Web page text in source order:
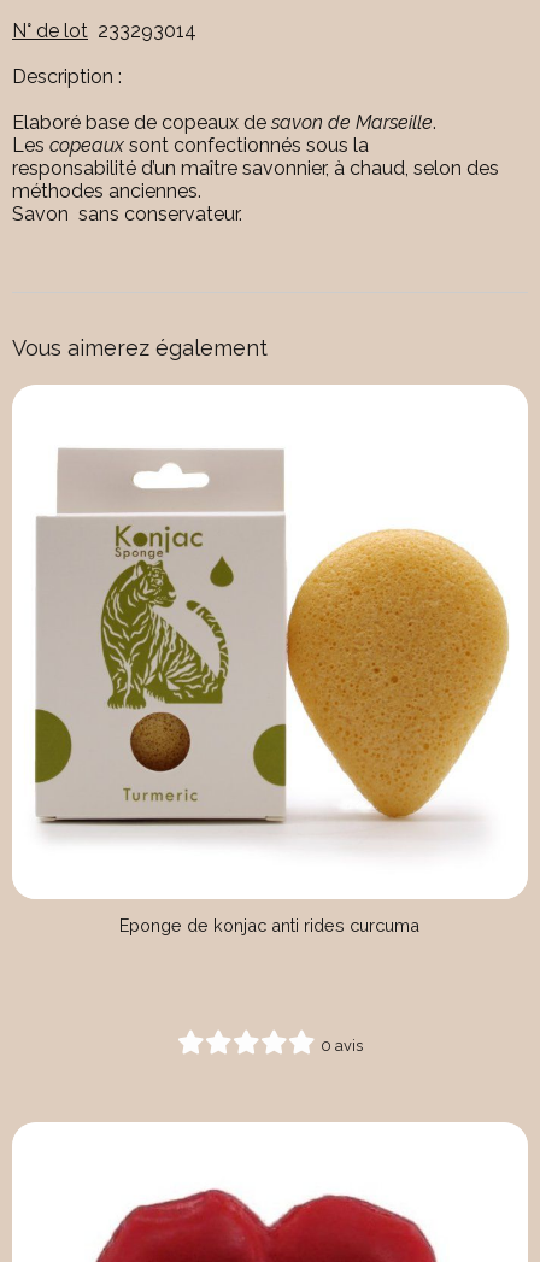
N° de lot 233293014
Description :
Elaboré base de copeaux de savon de Marseille.
Les copeaux sont confectionnés sous la
responsabilité d’un maître savonnier, à chaud, selon des
méthodes anciennes.
Savon sans conservateur.
Vous aimerez également
Eponge de konjac anti rides curcuma
0 avis